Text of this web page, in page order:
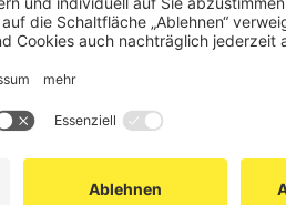
Gittertrennwand Lager & Logistik